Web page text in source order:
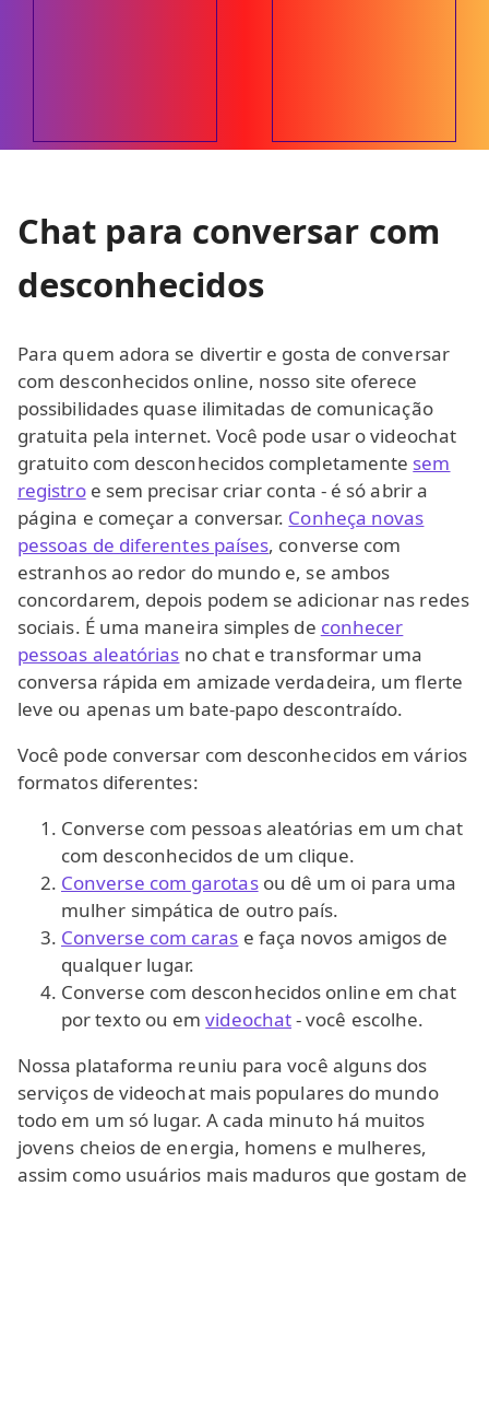
Chat para conversar com
desconhecidos
Para quem adora se divertir e gosta de conversar
com desconhecidos online, nosso site oferece
possibilidades quase ilimitadas de comunicação
gratuita pela internet. Você pode usar o videochat
gratuito com desconhecidos completamente sem
registroe sem precisar criar conta - é só abrir a
página e começar a conversar. Conheça novas
pessoas de diferentes países, converse com
estranhos ao redor do mundo e, se ambos
concordarem, depois podem se adicionar nas redes
sociais. É uma maneira simples de conhecer
pessoas aleatórias no chat e transformar uma
conversa rápida em amizade verdadeira, um flerte
leve ou apenas um bate-papo descontraído.
Você pode conversar com desconhecidos em vários
formatos diferentes:
Converse com pessoas aleatórias em um chat
com desconhecidos de um clique.
Converse com garotasou dê um oi para uma
mulher simpática de outro país.
Converse com caras e faça novos amigos de
qualquer lugar.
Converse com desconhecidos online em chat
por texto ou emvideochat- você escolhe.
Nossa plataforma reuniu para você alguns dos
serviços de videochat mais populares do mundo
todo em um só lugar. A cada minuto há muitos
jovens cheios de energia, homens e mulheres,
assim como usuários mais maduros que gostam de